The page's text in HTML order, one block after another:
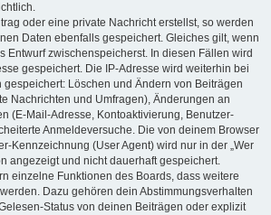
oder eine private Nachricht erstellst, so werden
Daten ebenfalls gespeichert. Gleiches gilt, wenn
Entwurf zwischenspeicherst. In diesen Fällen wird
gespeichert. Die IP-Adresse wird weiterhin bei
gespeichert: Löschen und Ändern von Beiträgen
Nachrichten und Umfragen), Änderungen an
(E-Mail-Adresse, Kontoaktivierung, Benutzer-
Anmeldeversuche. Die von deinem Browser
Kennzeichnung (User Agent) wird nur in der „Wer
angezeigt und nicht dauerhaft gespeichert.
einzelne Funktionen des Boards, dass weitere
Dazu gehören dein Abstimmungsverhalten
Status von deinen Beiträgen oder explizit